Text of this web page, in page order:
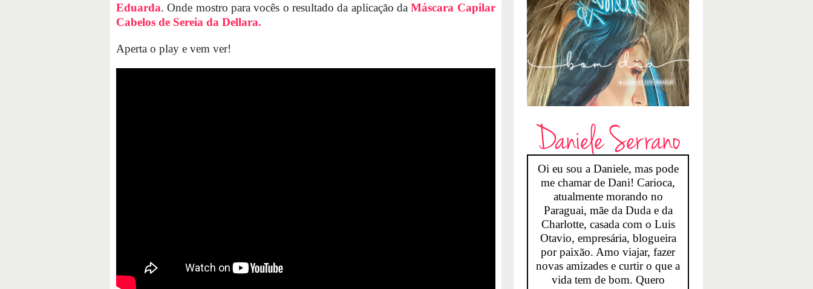
Eduarda. Onde mostro para vocês o resultado da aplicação daMáscara Capilar
Cabelos de Sereia da Dellara.
Aperta o play e vem ver!
Daniele Serrano
Oi eu sou a Daniele, mas pode
me chamar de Dani! Carioca,
atualmente morando no
Paraguai, mãe da Duda e da
Charlotte, casada com o Luis
Otavio, empresária, blogueira
por paixão. Amo viajar, fazer
novas amizades e curtir o que a
vida tem de bom. Quero